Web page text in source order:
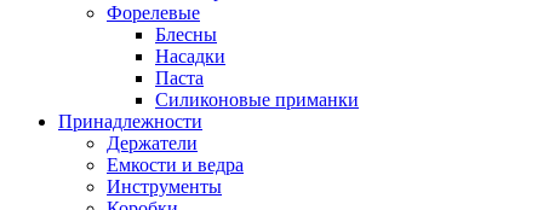
Форелевые
Блесны
Насадки
Паста
Силиконовые приманки
Принадлежности
Держатели
Емкости и ведра
Инструменты